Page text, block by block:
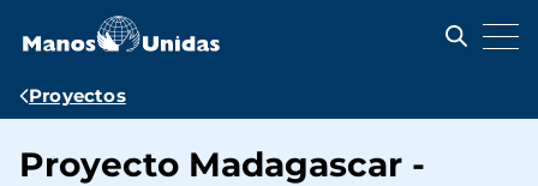
contenido
Ruta
navegación
Proyectos
Proyecto Madagascar -